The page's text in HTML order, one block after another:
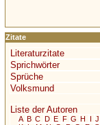
Zitate
Literaturzitate
Sprichwörter
Sprüche
Volksmund
Liste der Autoren
A B C D E F G H I J